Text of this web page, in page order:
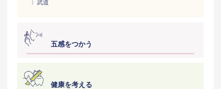
〉武道
五感をつかう
健康を考える